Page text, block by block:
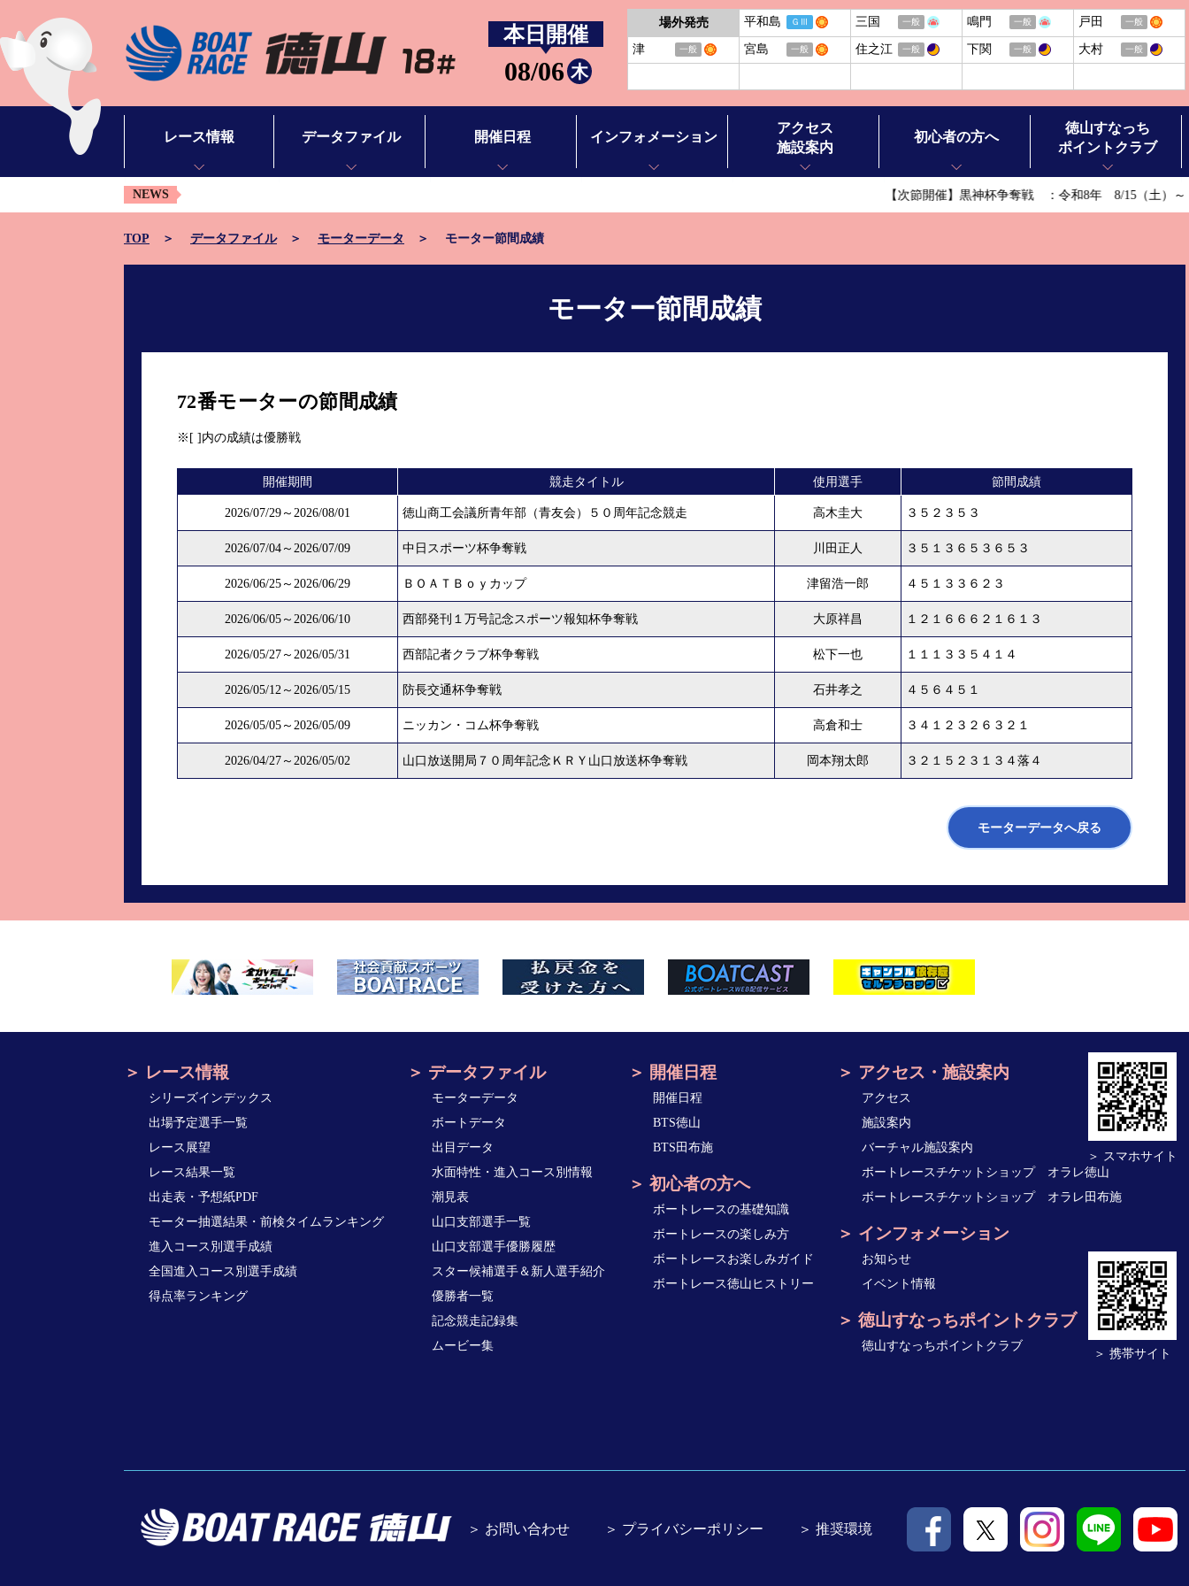
本日開催
08/06 木
場外発売 平和島 ＧⅢ 三国 一般 鳴門 一般 戸田 一般
津 一般 宮島 一般 住之江 一般 下関 一般 大村 一般
レース情報
シリーズインデックス
出場予定選手一覧
データファイル
ボートデータ
山口支部選手優勝履歴
優勝者一覧
開催日程
BTS徳山
インフォメーション
アクセス
施設案内
ボートレースチケットショップ オラレ徳山
初心者の方へ
ボートレースの基礎知識
徳山すなっち
ポイントクラブ
NEWS 【次節開催】黒神杯争奪戦 ：令和8年 8/15（土）
TOP データファイル モーターデータ モーター節間成績
モーター節間成績
72番モーターの節間成績
※[ ]内の成績は優勝戦
開催期間 競走タイトル 使用選手 節間成績
2026/07/29～2026/08/01 徳山商工会議所青年部（青友会）５０周年記念競走 高木圭大 ３５２３５３
2026/07/04～2026/07/09 中日スポーツ杯争奪戦 川田正人 ３５１３６５３６５３
2026/06/25～2026/06/29 ＢＯＡＴＢｏｙカップ 津留浩一郎 ４５１３３６２３
2026/06/05～2026/06/10 西部発刊１万号記念スポーツ報知杯争奪戦 大原祥昌 １２１６６６２１６１３
2026/05/27～2026/05/31 西部記者クラブ杯争奪戦 松下一也 １１１３３５４１４
2026/05/12～2026/05/15 防長交通杯争奪戦 石井孝之 ４５６４５１
2026/05/05～2026/05/09 ニッカン・コム杯争奪戦 高倉和士 ３４１２３２６３２１
2026/04/27～2026/05/02 山口放送開局７０周年記念ＫＲＹ山口放送杯争奪戦 岡本翔太郎 ３２１５２３１３４落４
モーターデータへ戻る
レース情報
シリーズインデックス
出場予定選手一覧
レース展望
レース結果一覧
出走表・予想紙PDF
モーター抽選結果・前検タイムランキング
進入コース別選手成績
全国進入コース別選手成績
得点率ランキング
データファイル
モーターデータ
ボートデータ
出目データ
水面特性・進入コース別情報
潮見表
山口支部選手一覧
山口支部選手優勝履歴
スター候補選手＆新人選手紹介
優勝者一覧
記念競走記録集
ムービー集
開催日程
開催日程
BTS徳山
BTS田布施
初心者の方へ
ボートレースの基礎知識
ボートレースの楽しみ方
ボートレースお楽しみガイド
ボートレース徳山ヒストリー
アクセス・施設案内
アクセス
施設案内
バーチャル施設案内
ボートレースチケットショップ オラレ徳山
ボートレースチケットショップ オラレ田布施
インフォメーション
お知らせ
イベント情報
徳山すなっちポイントクラブ
徳山すなっちポイントクラブ
＞ スマホサイト
＞ 携帯サイト
＞ お問い合わせ ＞ プライバシーポリシー ＞ 推奨環境